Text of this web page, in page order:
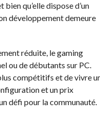
qu’elle dispose d’un
développement demeure
réduite, le gaming
ou de débutants sur PC.
compétitifs et de vivre
et un prix
défi pour la communauté.